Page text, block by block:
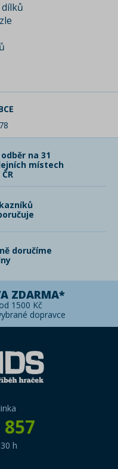
na 31
místech
doručíme
ZDARMA*
1500 Kč
dopravce
h